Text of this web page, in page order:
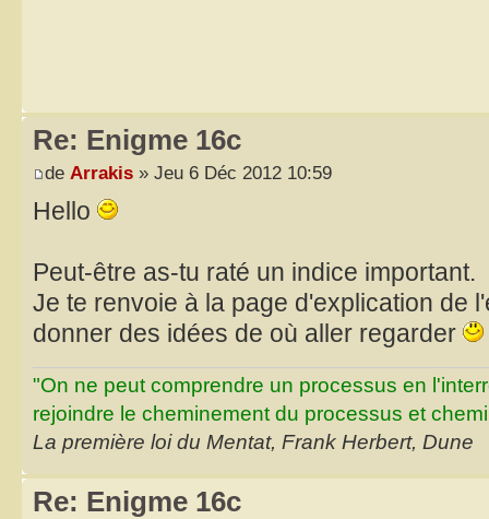
Re: Enigme 16c
de Arrakis » Jeu 6 Déc 2012 10:59
Hello
Peut-être as-tu raté un indice important.
Je te renvoie à la page d'explication de
donner des idées de où aller regarder
"On ne peut comprendre un processus en
rejoindre le cheminement du processus et
La première loi du Mentat, Frank Herbert, Dune
Re: Enigme 16c